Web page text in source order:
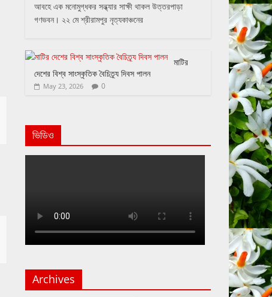
আবহে এক মনোমুগ্ধকর সন্ধ্যার সাক্ষী থাকল উত্তরপাড়া
গণভবন। ২২ মে শ্রীরামপুর নৃত্যকাঞ্চনের
মাটির
দেশের বিশ্ব সাংস্কৃতিক বৈচিত্র্য দিবস পালন
May 23, 2026 0
ভিডিও
Archives